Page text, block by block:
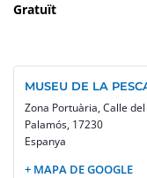
Gratuït
MUSEU DE LA
Zona Portuària, Calle
Palamós, 17230
Espanya
+ MAPA DE GOOGLE